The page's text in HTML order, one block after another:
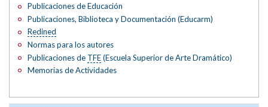
Publicaciones de Educación
Publicaciones, Biblioteca y Documentación (Educarm)
Redined
Normas para los autores
Publicaciones de TFE(Escuela Superior de Arte Dramático)
Memorias de Actividades